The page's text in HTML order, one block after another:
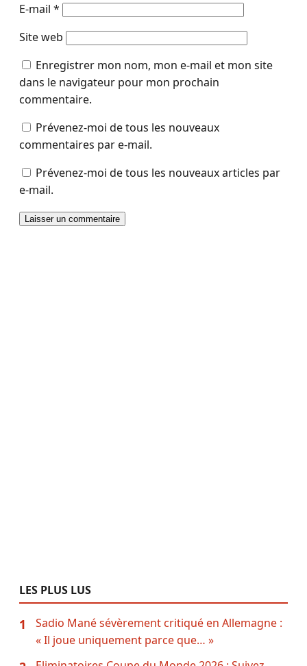
E-mail *
Site web
Enregistrer mon nom, mon e-mail et mon site
dans le navigateur pour mon prochain
commentaire.
Prévenez-moi de tous les nouveaux
commentaires par e-mail.
Prévenez-moi de tous les nouveaux articles par
e-mail.
LES PLUS LUS
1
Sadio Mané sévèrement critiqué en Allemagne :
« Il joue uniquement parce que… »